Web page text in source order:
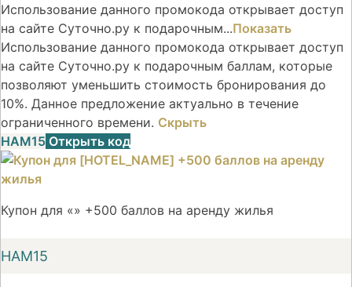
Использование данного промокода открывает доступ
на сайте Суточно.ру к подарочным...Показать
Использование данного промокода открывает доступ
на сайте Суточно.ру к подарочным баллам, которые
позволяют уменьшить стоимость бронирования до
10%. Данное предложение актуально в течение
ограниченного времени. Скрыть
НАМ15 Открыть код
Купон для «» +500 баллов на аренду жилья
НАМ15